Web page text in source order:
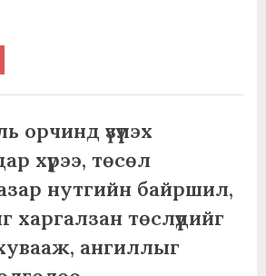
хот байгуулалт
Түлш, эрчим хүч,
,Худалдаа, үзвэр, үйлчилгээ
үзүүлэх
хүрээ, төсөл
нутгийн байршил,
харгалзан төслүүдийг
ангиллыг